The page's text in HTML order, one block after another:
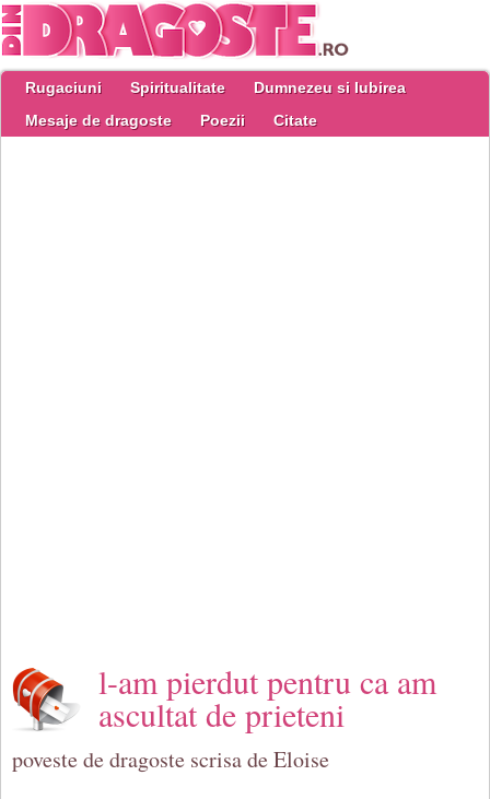
Rugaciuni Spiritualitate
Dumnezeu si Iubirea
Mesaje de dragoste
Poezii Citate
l-am pierdut pentru ca am
ascultat de prieteni
poveste de dragoste scrisa de Eloise